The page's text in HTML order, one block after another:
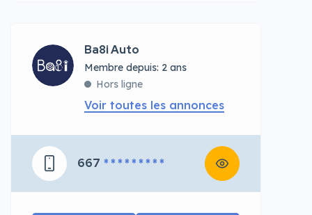
Ba8i Auto
Membre depuis: 2 ans
Hors ligne
Voir toutes les annonces
667 * * * * * * * * *